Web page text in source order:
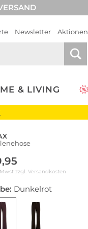
Newsletter Aktionen
& LIVING
zzgl. Versandkosten
Dunkelrot